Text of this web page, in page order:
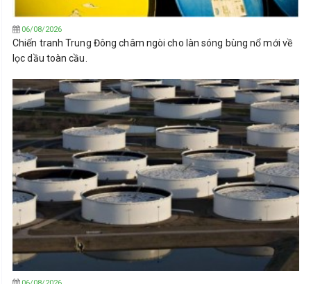
06/08/2026
Chiến tranh Trung Đông châm ngòi cho làn sóng bùng nổ mới về
lọc dầu toàn cầu.